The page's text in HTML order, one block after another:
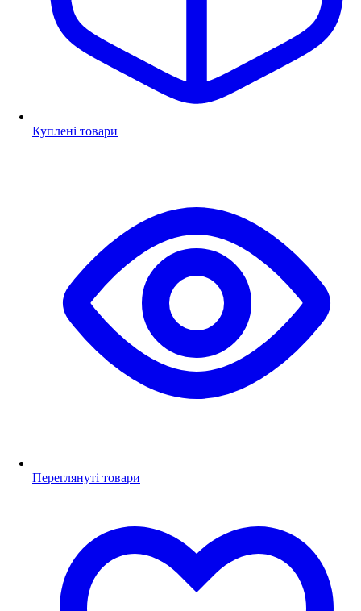
Куплені товари
Переглянуті товари